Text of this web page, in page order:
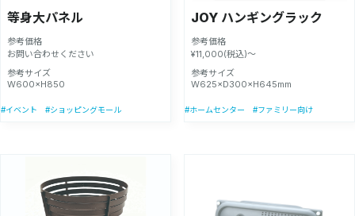
等身大パネル
参考価格
お問い合わせください
参考サイズ
W600×H850
#イベント #ショッピングモール
JOY ハンギングラック
参考価格
¥11,000(税込)～
参考サイズ
W625×D300×H645mm
#ホームセンター #ファミリー向け